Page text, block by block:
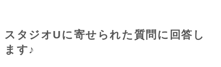
スタジオUに寄せられた質問に回答し
ます♪